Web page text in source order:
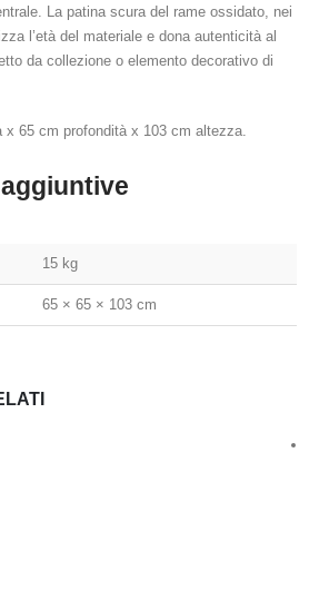
La patina scura del rame ossidato, nei
l’età del materiale e dona autenticità al
da collezione o elemento decorativo di
x 65 cm profondità x 103 cm altezza.
15 kg
65 × 65 × 103 cm